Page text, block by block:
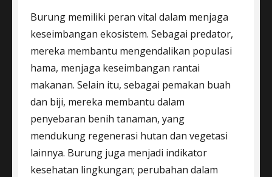
Burung memiliki peran vital dalam menjaga
keseimbangan ekosistem. Sebagai predator,
mereka membantu mengendalikan populasi
hama, menjaga keseimbangan rantai
makanan. Selain itu, sebagai pemakan buah
dan biji, mereka membantu dalam
penyebaran benih tanaman, yang
mendukung regenerasi hutan dan vegetasi
lainnya. Burung juga menjadi indikator
kesehatan lingkungan; perubahan dalam